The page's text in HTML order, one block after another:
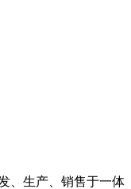
、生产、销售于一体